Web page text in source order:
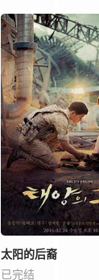
太阳的后裔
已完结